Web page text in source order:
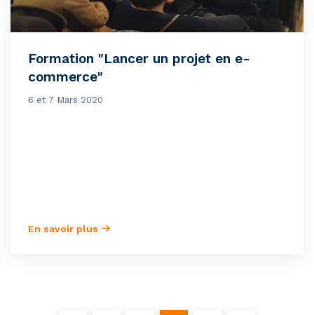
Formation "Lancer un projet en e-
commerce"
6 et 7 Mars 2020
En savoir plus